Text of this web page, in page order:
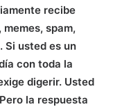
recibe
spam,
Si usted es un
con toda la
digerir. Usted
la respuesta